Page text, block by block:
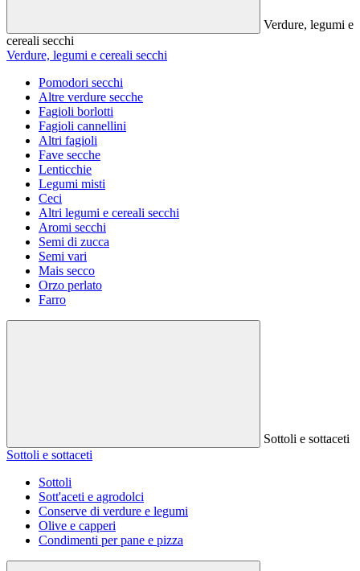
Verdure, legumi e
cereali secchi
Verdure, legumi e cereali secchi
Pomodori secchi
Altre verdure secche
Fagioli borlotti
Fagioli cannellini
Altri fagioli
Fave secche
Lenticchie
Legumi misti
Ceci
Altri legumi e cereali secchi
Aromi secchi
Semi di zucca
Semi vari
Mais secco
Orzo perlato
Farro
Sottoli e sottaceti
Sottoli e sottaceti
Sottoli
Sott'aceti e agrodolci
Conserve di verdure e legumi
Olive e capperi
Condimenti per pane e pizza